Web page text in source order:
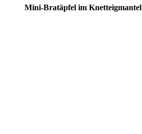
Mini-Bratäpfel im Knetteigmantel